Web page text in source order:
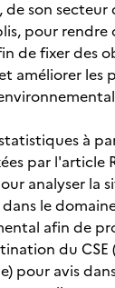
de son
pour rendre
de fixer des
améliorer les
à
par l'article
analyser la
le
afin de
du
pour avis